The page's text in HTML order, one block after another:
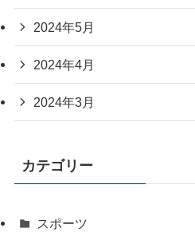
2024年5月
2024年4月
2024年3月
カテゴリー
スポーツ